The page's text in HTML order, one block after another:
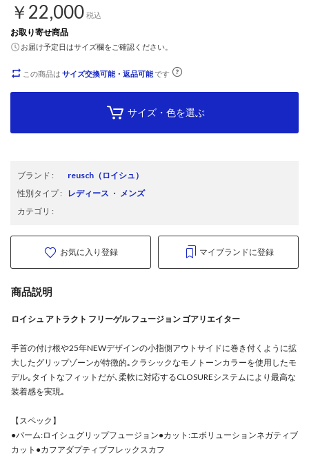
￥22,000 税込
お取り寄せ商品
お届け予定日はサイズ欄をご確認ください。
この商品は サイズ交換可能・返品可能です
サイズ・色を選ぶ
ブランド : reusch （ロイシュ）
性別タイプ: レディース ・ メンズ
カテゴリ :
お気に入り登録 マイブランドに登録
商品説明
ロイシュ アトラクト フリーゲル フュージョン ゴアリエイター
手首の付け根や25年NEWデザインの小指側アウトサイドに巻き付くように拡
大したグリップゾーンが特徴的｡クラシックなモノトーンカラーを使用したモ
デル｡タイトなフィットだが､柔軟に対応するCLOSUREシステムにより最高な
装着感を実現｡
【スペック】
●パーム:ロイシュグリップフュージョン●カット:エボリューションネガティブ
カット●カフアダプティブフレックスカフ